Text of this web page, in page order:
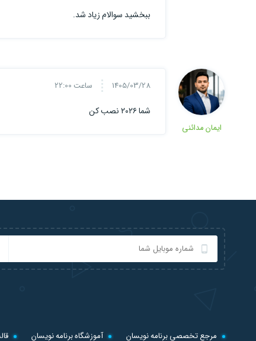
ببخشید سوالام زیاد شد.
ایمان مدائنی
1405/03/28 ساعت 22:00
شما ۲۰۲۶ نصب کن
مرجع تخصصی برنامه نویسان آموزشگاه برنامه نویسان